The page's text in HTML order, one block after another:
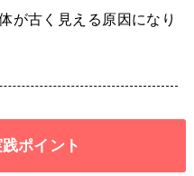
が古く見える原因になり
ポイント